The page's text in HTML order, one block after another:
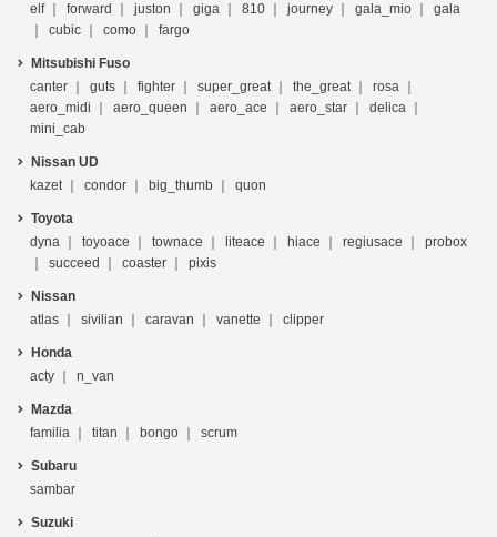
elf
forward juston giga 810 journey gala_mio
gala
cubic
como fargo
Mitsubishi Fuso
canter
guts fighter super_great the_great
rosa
aero_midi
aero_queen aero_ace aero_star
delica
mini_cab
Nissan UD
kazet
condor big_thumb quon
Toyota
dyna
toyoace townace liteace hiace regiusace
probox
succeed
coaster pixis
Nissan
atlas
sivilian caravan vanette clipper
Honda
acty
n_van
Mazda
familia
titan bongo scrum
Subaru
sambar
Suzuki